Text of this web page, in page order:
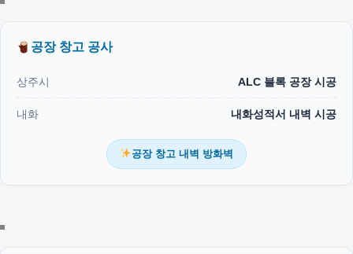
공장 창고 공사
상주시 ALC 블록 공장 시공
내화 내화성적서 내벽 시공
공장 창고 내벽 방화벽